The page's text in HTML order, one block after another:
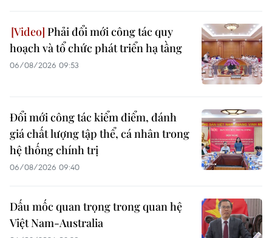
Phải đổi mới công tác quy
hoạch và tổ chức phát triển hạ tầng
06/08/2026 09:53
Đổi mới công tác kiểm điểm, đánh
giá chất lượng tập thể, cá nhân trong
hệ thống chính trị
06/08/2026 09:40
Dấu mốc quan trọng trong quan hệ
Việt Nam-Australia